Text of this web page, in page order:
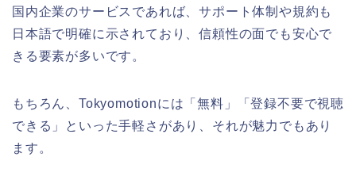
国内企業のサービスであれば、サポート体制や規約も
日本語で明確に示されており、信頼性の面でも安心で
きる要素が多いです。
もちろん、Tokyomotionには「無料」「登録不要で視聴
できる」といった手軽さがあり、それが魅力でもあり
ます。